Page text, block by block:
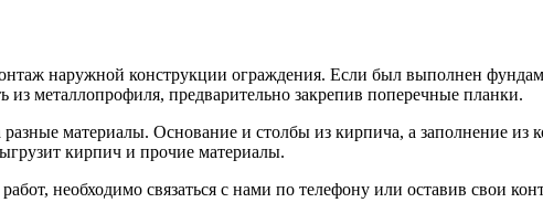
наружной конструкции ограждения. Если был выполнен
металлопрофиля, предварительно закрепив поперечные планки.
материалы. Основание и столбы из кирпича, а заполнение
кирпич и прочие материалы.
необходимо связаться с нами по телефону или оставив свои